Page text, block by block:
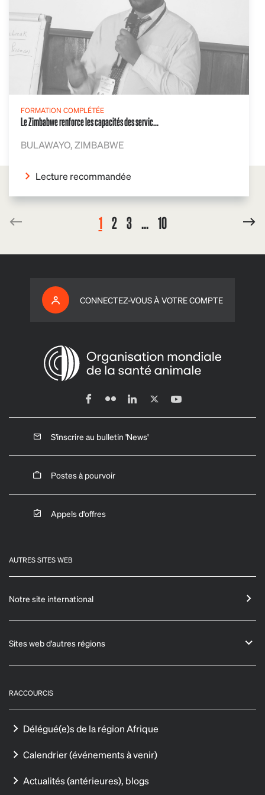
FORMATION COMPLÉTÉE
Le Zimbabwe renforce les capacités des servic...
BULAWAYO, ZIMBABWE
Lecture recommandée
1 2 3 ... 10
CONNECTEZ-VOUS À VOTRE COMPTE
S'inscrire au bulletin 'News'
Postes à pourvoir
Appels d'offres
AUTRES SITES WEB
Notre site international
Sites web d'autres régions
RACCOURCIS
Délégué(e)s de la région Afrique
Calendrier (événements à venir)
Actualités (antérieures), blogs